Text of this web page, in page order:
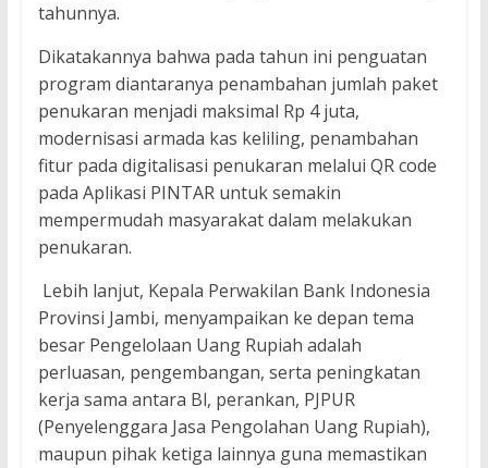
tahunnya.
Dikatakannya bahwa pada tahun ini penguatan
program diantaranya penambahan jumlah paket
penukaran menjadi maksimal Rp 4 juta,
modernisasi armada kas keliling, penambahan
fitur pada digitalisasi penukaran melalui QR code
pada Aplikasi PINTAR untuk semakin
mempermudah masyarakat dalam melakukan
penukaran.
Lebih lanjut, Kepala Perwakilan Bank Indonesia
Provinsi Jambi, menyampaikan ke depan tema
besar Pengelolaan Uang Rupiah adalah
perluasan, pengembangan, serta peningkatan
kerja sama antara Bl, perankan, PJPUR
(Penyelenggara Jasa Pengolahan Uang Rupiah),
maupun pihak ketiga lainnya guna memastikan